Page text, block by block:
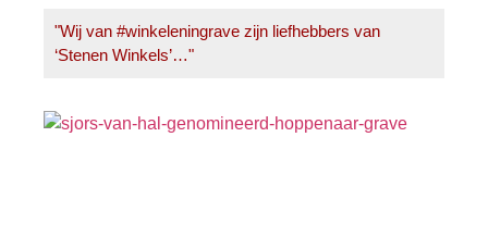
"Wij van #winkeleningrave zijn liefhebbers van
‘Stenen Winkels’…"